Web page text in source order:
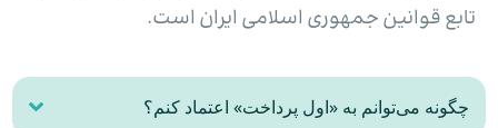
تابع قوانین جمهوری اسلامی ایران است.
چگونه می‌توانم به «اول پرداخت» اعتماد کنم؟